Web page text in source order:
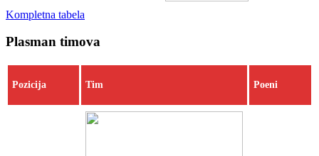
Kompletna tabela
Plasman timova
Pozicija Tim Poeni